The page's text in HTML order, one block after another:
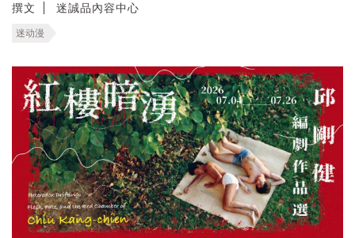
撰文 迷誠品內容中心
迷动漫